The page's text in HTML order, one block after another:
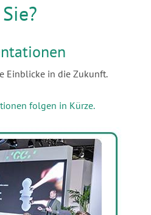
Einblicke in die Zukunft.
folgen in Kürze.